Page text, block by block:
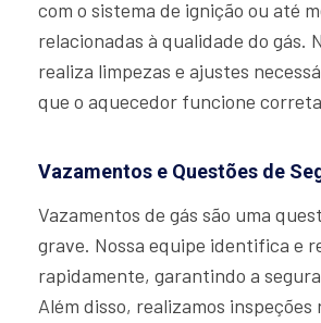
com o sistema de ignição ou até
relacionadas à qualidade do gás.
realiza limpezas e ajustes
que o aquecedor funcione
Vazamentos e Questões de
Vazamentos de gás são uma
grave. Nossa equipe identifica e
rapidamente, garantindo a
Além disso, realizamos inspeções